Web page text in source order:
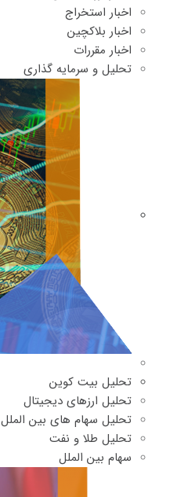
اخبار استخراج
اخبار بلاکچین
اخبار مقررات
تحلیل و سرمایه گذاری
تحلیل بیت کوین
تحلیل ارزهای دیجیتال
تحلیل سهام های بین الملل
تحلیل طلا و نفت
سهام بین الملل